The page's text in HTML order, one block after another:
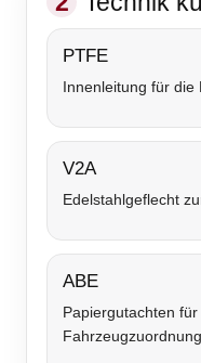
PTFE
Innenleitung für die
V2A
Edelstahlgeflecht
ABE
Papiergutachten
Fahrzeugzuordnung.